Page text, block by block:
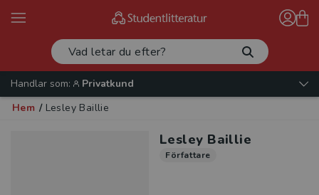
Handlar som:
Privatkund
Hem / Lesley Baillie
Lesley Baillie
Författare